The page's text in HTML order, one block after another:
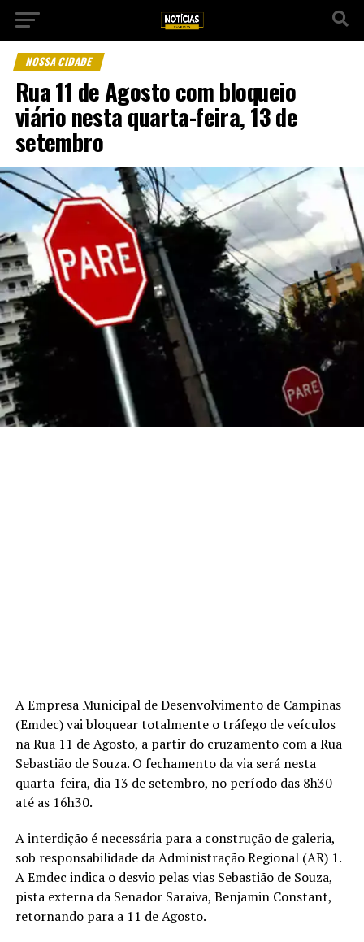
NOSSA CIDADE
Rua 11 de Agosto com bloqueio
viário nesta quarta-feira, 13 de
setembro
A Empresa Municipal de Desenvolvimento de Campinas
(Emdec) vai bloquear totalmente o tráfego de veículos
na Rua 11 de Agosto, a partir do cruzamento com a Rua
Sebastião de Souza. O fechamento da via será nesta
quarta-feira, dia 13 de setembro, no período das 8h30
até as 16h30.
A interdição é necessária para a construção de galeria,
sob responsabilidade da Administração Regional (AR) 1.
A Emdec indica o desvio pelas vias Sebastião de Souza,
pista externa da Senador Saraiva, Benjamin Constant,
retornando para a 11 de Agosto.